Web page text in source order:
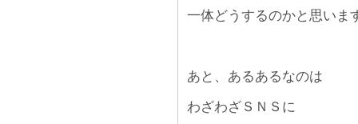
一体どうするのかと思いま
あと、あるあるなのは
わざわざＳＮＳに